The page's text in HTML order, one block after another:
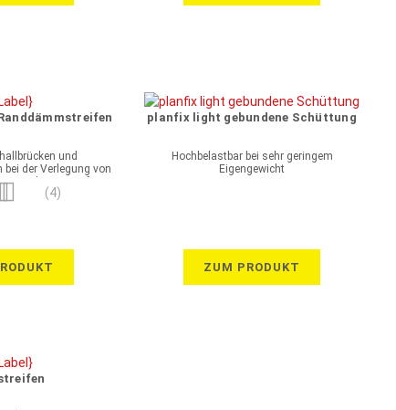
und
der Verlegung von
sowie auf
(4)
planfix light gebundene Schüttung
Hochbelastbar bei sehr geringem
Eigengewicht
ZUM PRODUKT